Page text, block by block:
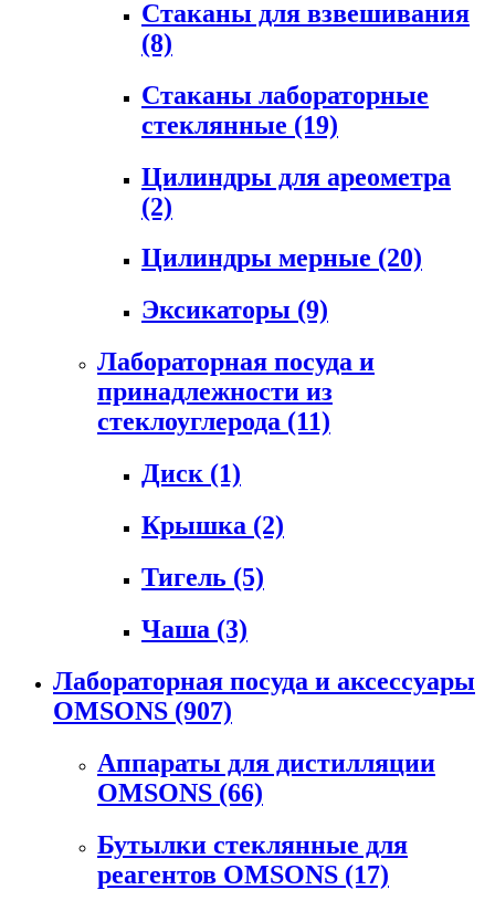
Стаканы для взвешивания
(8)
Стаканы лабораторные
стеклянные (19)
Цилиндры для ареометра
(2)
Цилиндры мерные (20)
Эксикаторы (9)
Лабораторная посуда и
принадлежности из
стеклоуглерода (11)
Диск (1)
Крышка (2)
Тигель (5)
Чаша (3)
Лабораторная посуда и аксессуары
OMSONS (907)
Аппараты для дистилляции
OMSONS (66)
Бутылки стеклянные для
реагентов OMSONS (17)